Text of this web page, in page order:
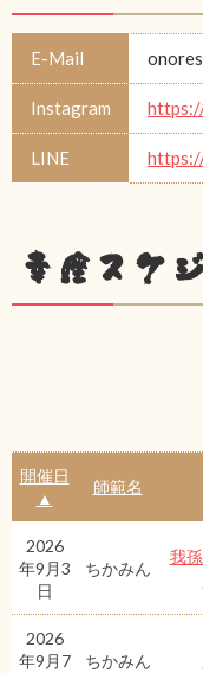
E-Mail
Instagram
LINE
幸座スケ
開催日
▲
師範名
2026
年9月3
日
ちかみん
我
2026
年9月7
ちかみん